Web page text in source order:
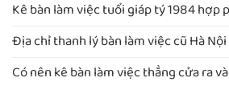
Kê bàn làm việc tuổi giáp tý 1984 hợp
Địa chỉ thanh lý bàn làm việc cũ Hà
Có nên kê bàn làm việc thẳng cửa ra